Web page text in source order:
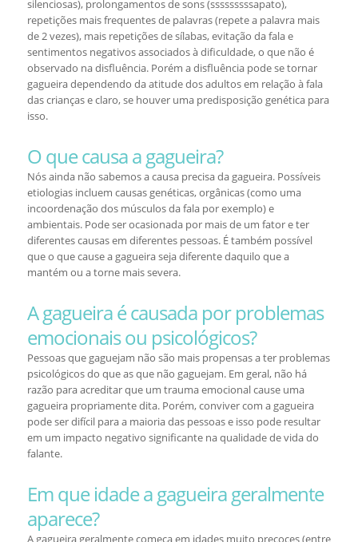
silenciosas), prolongamentos de sons (sssssssssapato),
repetições mais frequentes de palavras (repete a palavra mais
de 2 vezes), mais repetições de sílabas, evitação da fala e
sentimentos negativos associados à dificuldade, o que não é
observado na disfluência. Porém a disfluência pode se tornar
gagueira dependendo da atitude dos adultos em relação à fala
das crianças e claro, se houver uma predisposição genética para
isso.
O que causa a gagueira?
Nós ainda não sabemos a causa precisa da gagueira. Possíveis
etiologias incluem causas genéticas, orgânicas (como uma
incoordenação dos músculos da fala por exemplo) e
ambientais. Pode ser ocasionada por mais de um fator e ter
diferentes causas em diferentes pessoas. É também possível
que o que cause a gagueira seja diferente daquilo que a
mantém ou a torne mais severa.
A gagueira é causada por problemas
emocionais ou psicológicos?
Pessoas que gaguejam não são mais propensas a ter problemas
psicológicos do que as que não gaguejam. Em geral, não há
razão para acreditar que um trauma emocional cause uma
gagueira propriamente dita. Porém, conviver com a gagueira
pode ser difícil para a maioria das pessoas e isso pode resultar
em um impacto negativo significante na qualidade de vida do
falante.
Em que idade a gagueira geralmente
aparece?
A gagueira geralmente começa em idades muito precoces (entre